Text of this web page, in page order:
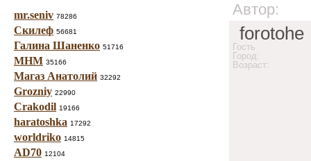
mr.seniv 78286
Скилеф 56681
Галина Шаненко 51716
МНМ 35166
Магаз Анатолий 32292
Grozniy 22990
Crakodil 19166
haratoshka 17292
worldriko 14815
AD70 12104
Автор:
forotohe
Гость
Город:
Возраст: